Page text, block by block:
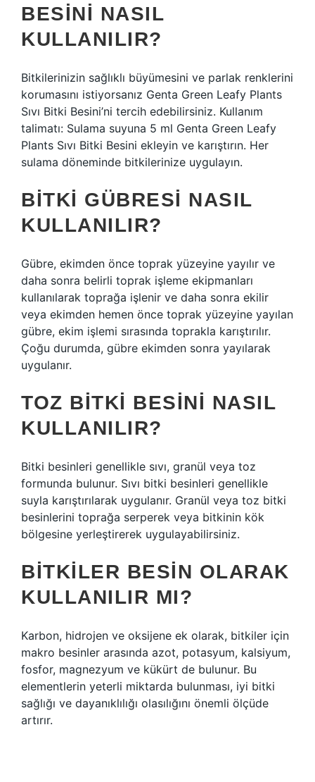
BESINI NASIL
KULLANILIR?
Bitkilerinizin sağlıklı büyümesini ve parlak renklerini
korumasını istiyorsanız Genta Green Leafy Plants
Sıvı Bitki Besini’ni tercih edebilirsiniz. Kullanım
talimatı: Sulama suyuna 5 ml Genta Green Leafy
Plants Sıvı Bitki Besini ekleyin ve karıştırın. Her
sulama döneminde bitkilerinize uygulayın.
BITKI GÜBRESI NASIL
KULLANILIR?
Gübre, ekimden önce toprak yüzeyine yayılır ve
daha sonra belirli toprak işleme ekipmanları
kullanılarak toprağa işlenir ve daha sonra ekilir
veya ekimden hemen önce toprak yüzeyine yayılan
gübre, ekim işlemi sırasında toprakla karıştırılır.
Çoğu durumda, gübre ekimden sonra yayılarak
uygulanır.
TOZ BITKI BESINI NASIL
KULLANILIR?
Bitki besinleri genellikle sıvı, granül veya toz
formunda bulunur. Sıvı bitki besinleri genellikle
suyla karıştırılarak uygulanır. Granül veya toz bitki
besinlerini toprağa serperek veya bitkinin kök
bölgesine yerleştirerek uygulayabilirsiniz.
BITKILER BESIN OLARAK
KULLANILIR MI?
Karbon, hidrojen ve oksijene ek olarak, bitkiler için
makro besinler arasında azot, potasyum, kalsiyum,
fosfor, magnezyum ve kükürt de bulunur. Bu
elementlerin yeterli miktarda bulunması, iyi bitki
sağlığı ve dayanıklılığı olasılığını önemli ölçüde
artırır.